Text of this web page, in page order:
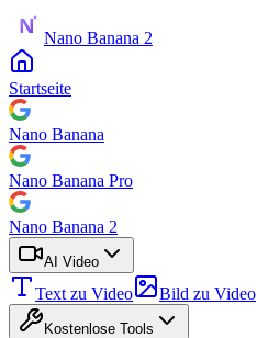
Nano Banana 2
Startseite
Nano Banana
Nano Banana Pro
Nano Banana 2
AI Video
Text zu Video Bild zu Video
Kostenlose Tools